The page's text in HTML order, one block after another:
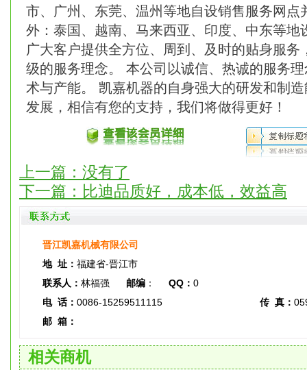
市、广州、东莞、温州等地自设销售服务网点
外：泰国、越南、马来西亚、印度、中东等地
广大客户提供全方位、周到、及时的贴身服务
级的服务理念。 本公司以诚信、热诚的服务
术与产能。 凯嘉机器的自身强大的研发和制
发展，相信有您的支持，我们将做得更好！
上一篇：没有了
下一篇： 比迪品质好，成本低，效益高
晋江凯嘉机械有限公司
地 址： 福建省-晋江市
联系人： 林福强 邮编 ： QQ： 0
电 话： 0086-15259511115 传 真：
邮 箱：
相关商机